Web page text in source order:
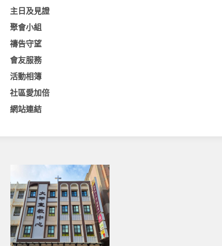
教會節慶_2014年
教會節慶_2013年
活動影音
活動影音_2024年
活動影音_2020年
活動影音_2019年
活動影音_2018年
活動影音_2017年
主日及見證
聚會小組
禱告守望
會友服務
活動相簿
社區愛加倍
網站連結